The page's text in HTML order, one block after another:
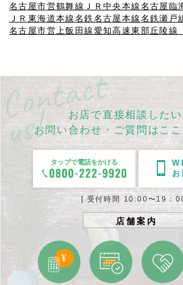
名古屋市営鶴舞線 ＪＲ中央本線名古屋臨
ＪＲ東海道本線名鉄名古屋本線名鉄瀬戸
名古屋市営上飯田線愛知高速東部丘陵線
お店で直接相談したい
お問い合わせ・ご質問はこ
タップで電話をかける
[ 受付時間 10:00〜19：
店舗案内